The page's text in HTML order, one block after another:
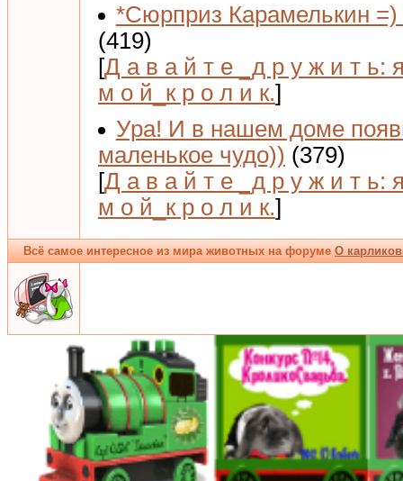
*Сюрприз Карамелькин =)
(419)
[Д а в а й т е _д р у ж и т ь:
м о й_к р о л и к.]
Ура! И в нашем доме
маленькое чудо)) (379)
[Д а в а й т е _д р у ж и т ь:
м о й_к р о л и к.]
Всё самое интересное из мира животных на форумеО